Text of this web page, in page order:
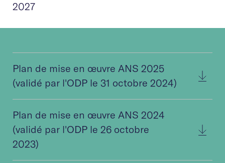
2027
Plan de mise en œuvre ANS 2025
(validé par l'ODP le 31 octobre 2024)
Plan de mise en œuvre ANS 2024
(validé par l'ODP le 26 octobre
2023)